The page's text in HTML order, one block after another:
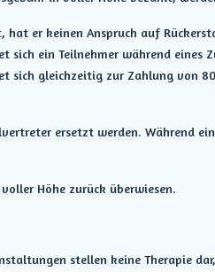
er keinen Anspruch auf
ein Teilnehmer während
gleichzeitig zur Zahlung von
ersetzt werden. Während
Höhe zurück überwiesen.
stellen keine Therapie